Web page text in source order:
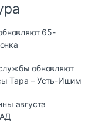
65-
обновляют
Тара – Усть-Ишим
августа